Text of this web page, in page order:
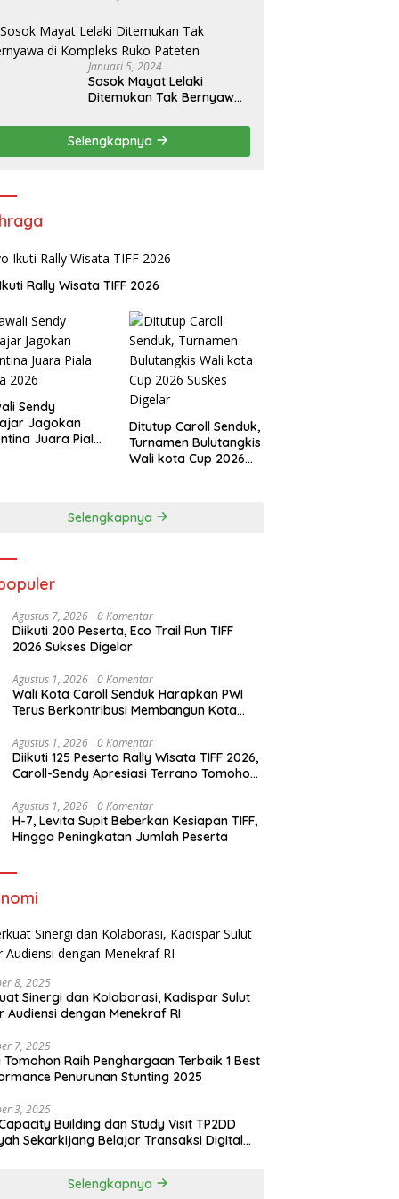
Tugaskan Kejari Talaud
Januari 5, 2024
Sosok Mayat Lelaki
Ditemukan Tak Bernyawa
Selengkapnya
Rally Wisata TIFF 2026
Sendy
Jagokan
Juara Piala
Ditutup Caroll Senduk,
Turnamen Bulutangkis
Wali kota Cup 2026
Selengkapnya
Agustus 7, 2026 0 Komentar
Diikuti 200 Peserta, Eco Trail Run TIFF
2026 Sukses Digelar
Agustus 1, 2026 0 Komentar
Wali Kota Caroll Senduk Harapkan PWI
Terus Berkontribusi Membangun Kota
Agustus 1, 2026 0 Komentar
Diikuti 125 Peserta Rally Wisata TIFF 2026,
Caroll-Sendy Apresiasi Terrano Tomohon
Agustus 1, 2026 0 Komentar
H-7, Levita Supit Beberkan Kesiapan TIFF,
Hingga Peningkatan Jumlah Peserta
8, 2025
Sinergi dan Kolaborasi, Kadispar Sulut
Audiensi dengan Menekraf RI
7, 2025
Tomohon Raih Penghargaan Terbaik 1 Best
Penurunan Stunting 2025
3, 2025
Building dan Study Visit TP2DD
Sekarkijang Belajar Transaksi Digital
Selengkapnya